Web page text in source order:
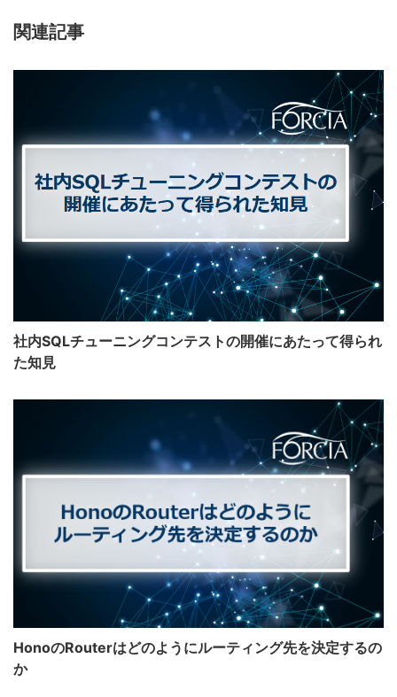
関連記事
社内SQLチューニングコンテストの開催にあたって得られ
た知見
HonoのRouterはどのようにルーティング先を決定するの
か